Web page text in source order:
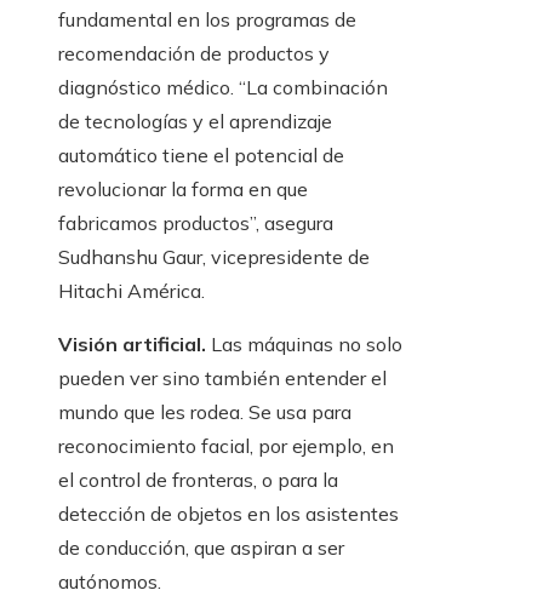
fundamental en los programas de
recomendación de productos y
diagnóstico médico. “La combinación
de tecnologías y el aprendizaje
automático tiene el potencial de
revolucionar la forma en que
fabricamos productos”, asegura
Sudhanshu Gaur, vicepresidente de
Hitachi América.
Visión artificial. Las máquinas no solo
pueden ver sino también entender el
mundo que les rodea. Se usa para
reconocimiento facial, por ejemplo, en
el control de fronteras, o para la
detección de objetos en los asistentes
de conducción, que aspiran a ser
autónomos.